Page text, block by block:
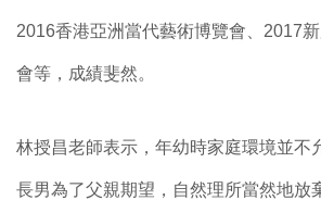
2016香港亞洲當代藝術博覽會、2017
會等，成績斐然。
林授昌老師表示，年幼時家庭環境並不
長男為了父親期望，自然理所當然地放